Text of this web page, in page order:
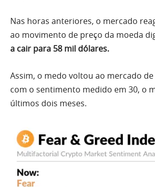
Nas horas anteriores, o mercado
ao movimento de preço da moeda
a cair para 58 mil dólares.
Assim, o medo voltou ao mercado
com o sentimento medido em 30, o
últimos dois meses.